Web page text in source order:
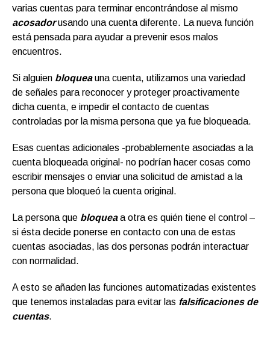
varias cuentas para terminar encontrándose al mismo
acosadorusando una cuenta diferente. La nueva función
está pensada para ayudar a prevenir esos malos
encuentros.
Si alguien bloqueauna cuenta, utilizamos una variedad
de señales para reconocer y proteger proactivamente
dicha cuenta, e impedir el contacto de cuentas
controladas por la misma persona que ya fue bloqueada.
Esas cuentas adicionales -probablemente asociadas a la
cuenta bloqueada original- no podrían hacer cosas como
escribir mensajes o enviar una solicitud de amistad a la
persona que bloqueó la cuenta original.
La persona que bloqueaa otra es quién tiene el control –
si ésta decide ponerse en contacto con una de estas
cuentas asociadas, las dos personas podrán interactuar
con normalidad.
A esto se añaden las funciones automatizadas existentes
que tenemos instaladas para evitar las falsificaciones de
cuentas.